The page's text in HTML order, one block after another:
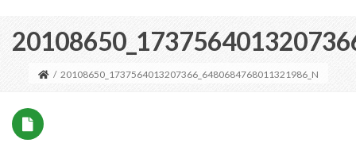
/ 20108650_1737564013207366_6480684768011321986_N